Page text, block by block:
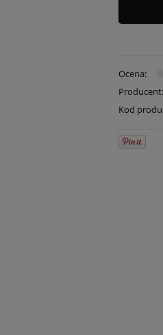
Ocena:
Producent:
Kod